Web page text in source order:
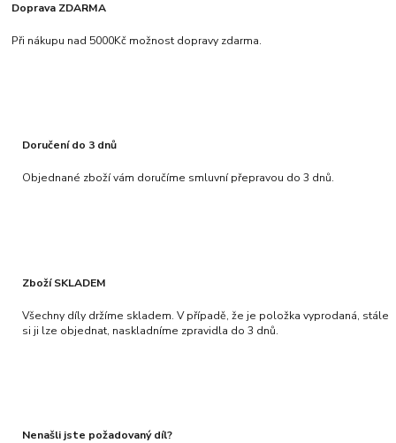
Doprava ZDARMA
Při nákupu nad 5000Kč možnost dopravy zdarma.
Doručení do 3 dnů
Objednané zboží vám doručíme smluvní přepravou do 3 dnů.
Zboží SKLADEM
Všechny díly držíme skladem. V případě, že je položka vyprodaná, stále
si ji lze objednat, naskladníme zpravidla do 3 dnů.
Nenašli jste požadovaný díl?